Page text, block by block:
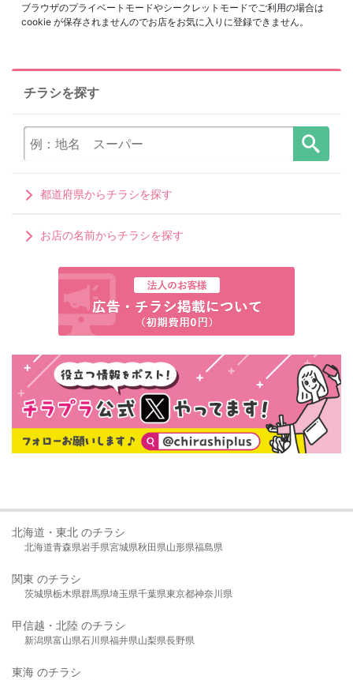
ブラウザのプライベートモードやシークレットモードでご利用の場合は
cookie が保存されませんのでお店をお気に入りに登録できません。
チラシを探す
都道府県からチラシを探す
お店の名前からチラシを探す
北海道・東北 のチラシ
北海道青森県岩手県宮城県秋田県山形県福島県
関東 のチラシ
茨城県栃木県群馬県埼玉県千葉県東京都神奈川県
甲信越・北陸 のチラシ
新潟県富山県石川県福井県山梨県長野県
東海 のチラシ